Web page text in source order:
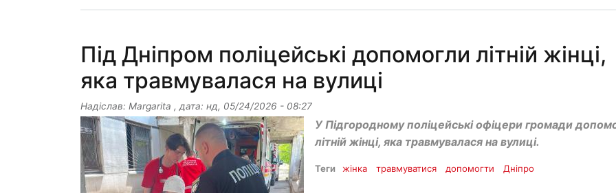
Під Дніпром поліцейські допомогли літній жінці,
яка травмувалася на вулиці
Надіслав: Margarita , дата: нд, 05/24/2026 - 08:27
У Підгородному поліцейські офіцери громади
літній жінці, яка травмувалася на вулиці.
Теги жінка травмуватися допомогти Дніпро